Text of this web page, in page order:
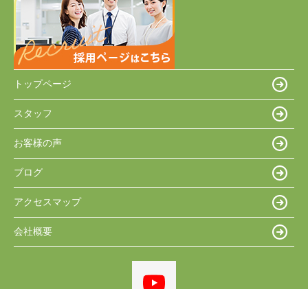
トップページ
スタッフ
お客様の声
ブログ
アクセスマップ
会社概要